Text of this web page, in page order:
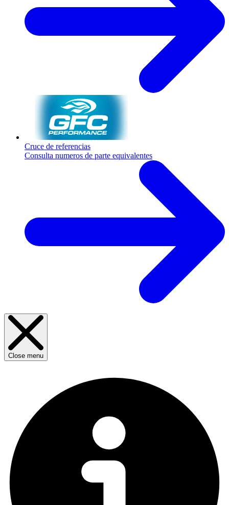
Cruce de referencias
Consulta numeros de parte equivalentes
Close menu